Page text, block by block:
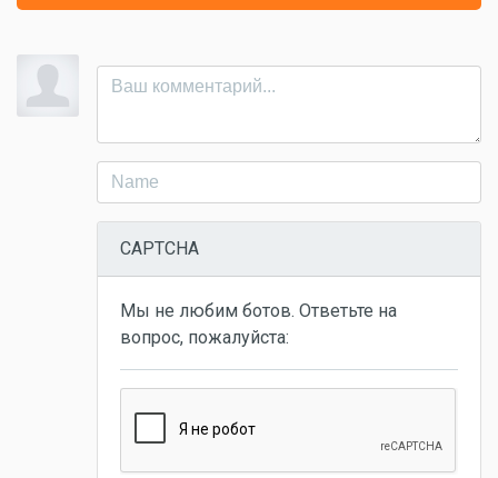
CAPTCHA
Мы не любим ботов. Ответьте на
вопрос, пожалуйста: